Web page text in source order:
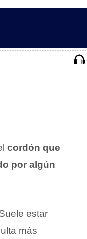
cordón que
por algún
estar
más